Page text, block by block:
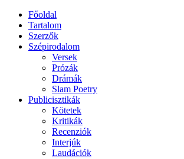
Főoldal
Tartalom
Szerzők
Szépirodalom
Versek
Prózák
Drámák
Slam Poetry
Publicisztikák
Kötetek
Kritikák
Recenziók
Interjúk
Laudációk